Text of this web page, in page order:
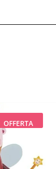
OFFERTA